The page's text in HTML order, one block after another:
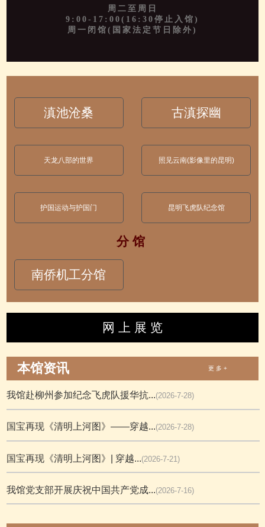
周二至周日
9:00-17:00(16:30停止入馆)
周一闭馆(国家法定节日除外)
滇池沧桑 古滇探幽
天龙八部的世界 照见云南(影像里的昆明)
护国运动与护国门 昆明飞虎队纪念馆
分 馆
南侨机工分馆
网 上 展 览
本馆资讯 更 多 +
我馆赴柳州参加纪念飞虎队援华抗...(2026-7-28)
国宝再现《清明上河图》——穿越...(2026-7-28)
国宝再现《清明上河图》| 穿越...(2026-7-21)
我馆党支部开展庆祝中国共产党成...(2026-7-16)